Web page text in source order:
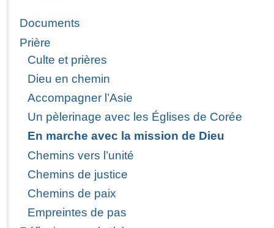
Documents
Prière
Culte et prières
Dieu en chemin
Accompagner l’Asie
Un pèlerinage avec les Églises de Corée
En marche avec la mission de Dieu
Chemins vers l’unité
Chemins de justice
Chemins de paix
Empreintes de pas